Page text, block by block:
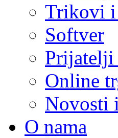
Trikovi i
Softver
Prijatelji
Online
Novosti
O nama